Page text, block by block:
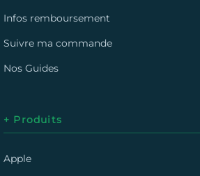
Infos remboursement
Suivre ma commande
Nos Guides
+ Produits
Apple